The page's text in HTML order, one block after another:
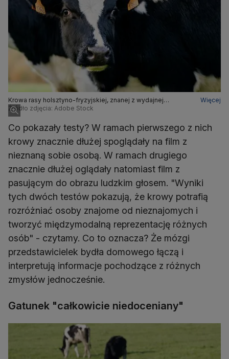
Krowa rasy holsztyno-fryzyjskiej, znanej z wydajnej
produkcji mleka - zdj. ilustracyjne
Więcej
Źródło zdjęcia: Adobe Stock
Co pokazały testy? W ramach pierwszego z nich
krowy znacznie dłużej spoglądały na film z
nieznaną sobie osobą. W ramach drugiego
znacznie dłużej oglądały natomiast film z
pasującym do obrazu ludzkim głosem. "Wyniki
tych dwóch testów pokazują, że krowy potrafią
rozróżniać osoby znajome od nieznajomych i
tworzyć międzymodalną reprezentację różnych
osób" - czytamy. Co to oznacza? Że mózgi
przedstawicielek bydła domowego łączą i
interpretują informacje pochodzące z różnych
zmysłów jednocześnie.
Gatunek "całkowicie niedoceniany"